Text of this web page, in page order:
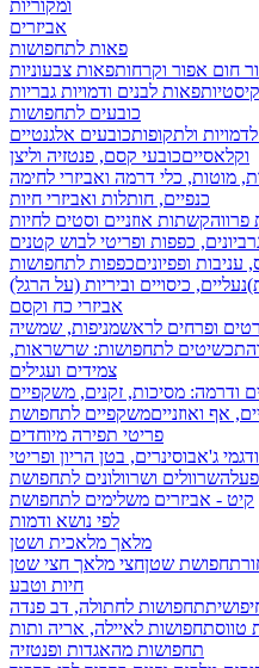
ומקוריות
אביזרים
פאות לתחפושות
חום אפור וקרחותפאות צבעוניות
פאות לבנים ודמויות גבריות
כובעים לתחפושות
ולתקופותכובעים אלגנטיים
וקלאסייםכובעי קסם, פנטזיה וליצן
מוטות, כלי דרמה ואביזרי לחימה
כנפיים, חותלות ואביזרי חיות
פרווהקשתות אוזניים וסטים לחיות
כפפות ופריטי לבוש קטנים
עניבות ופפיוניםכפפות לתחפושות
נעליים, כיסויים וביריות (על הרגל)
אביזרי כח וקסם
ופרחים לראשמניפות, שמשיה
תכשיטים לתחפושות: שרשראות,
צמידים ועגילים
ודרמה: מסיכות, זקנים, משקפיים
אף ואוזנייםמשקפיים לתחפושת
פריטי תפירה מיוחדים
ג'אבוסינרים, בטן הריון ופריטי
שרוולים ושרוולונים לתחפושת
קיט - אביזרים משלימים לתחפושת
לפי נושא ודמות
מלאך מלאכית ושטן
תחפושת שטןחצי מלאך חצי שטן
חיות וטבע
תחפושות לחתולה, דב פנדה
טווסתחפושות לאיילה, אריה ותות
תחפושות מהאגדות ופנטזיה